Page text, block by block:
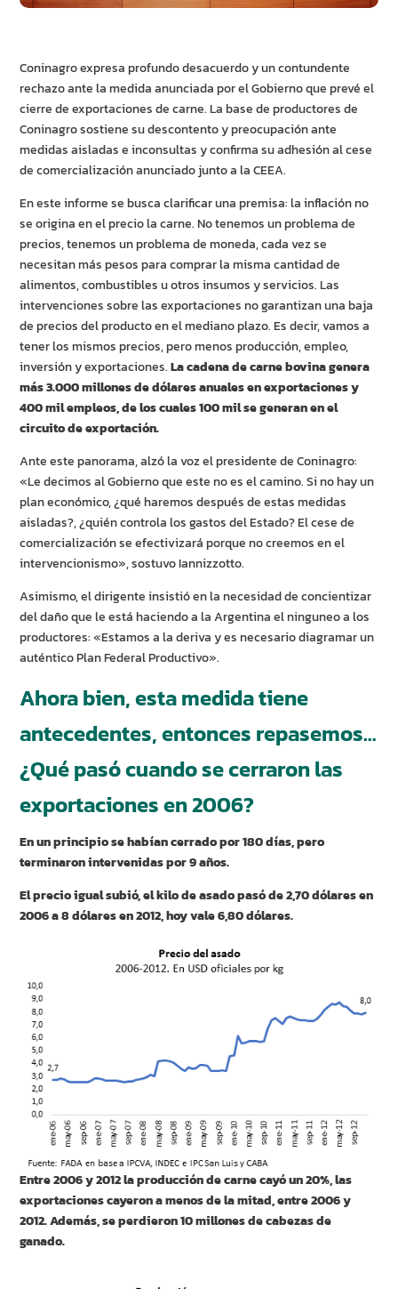
Coninagro expresa profundo desacuerdo y un contundente
rechazo ante la medida anunciada por el Gobierno que prevé el
cierre de exportaciones de carne. La base de productores de
Coninagro sostiene su descontento y preocupación ante
medidas aisladas e inconsultas y confirma su adhesión al cese
de comercialización anunciado junto a la CEEA.
En este informe se busca clarificar una premisa: la inflación no
se origina en el precio la carne. No tenemos un problema de
precios, tenemos un problema de moneda, cada vez se
necesitan más pesos para comprar la misma cantidad de
alimentos, combustibles u otros insumos y servicios. Las
intervenciones sobre las exportaciones no garantizan una baja
de precios del producto en el mediano plazo. Es decir, vamos a
tener los mismos precios, pero menos producción, empleo,
inversión y exportaciones.La cadena de carne bovina genera
más 3.000 millones de dólares anuales en exportaciones y
400 mil empleos, de los cuales 100 mil se generan en el
circuito de exportación.
Ante este panorama, alzó la voz el presidente de Coninagro:
«Le decimos al Gobierno que este no es el camino. Si no hay un
plan económico, ¿qué haremos después de estas medidas
aisladas?, ¿quién controla los gastos del Estado? El cese de
comercialización se efectivizará porque no creemos en el
intervencionismo», sostuvo Iannizzotto.
Asimismo, el dirigente insistió en la necesidad de concientizar
del daño que le está haciendo a la Argentina el ninguneo a los
productores: «Estamos a la deriva y es necesario diagramar un
auténtico Plan Federal Productivo».
Ahora bien, esta medida tiene
antecedentes, entonces repasemos…
¿Qué pasó cuando se cerraron las
exportaciones en 2006?
En un principio se habían cerrado por 180 días, pero
terminaron intervenidas por 9 años.
El precio igual subió, el kilo de asado pasó de 2,70 dólares en
2006 a 8 dólares en 2012, hoy vale 6,80 dólares.
Entre 2006 y 2012 la producción de carne cayó un 20%, las
exportaciones cayeron a menos de la mitad, entre 2006 y
2012. Además, se perdieron 10 millones de cabezas de
ganado.